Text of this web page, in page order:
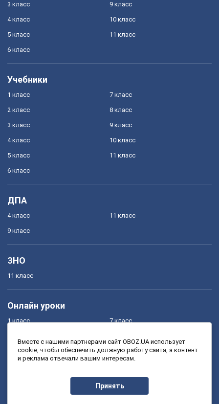
3 класс
4 класс
5 класс
6 класс
9 класс
10 класс
11 класс
Учебники
1 класс
2 класс
3 класс
4 класс
5 класс
6 класс
7 класс
8 класс
9 класс
10 класс
11 класс
ДПА
4 класс
9 класс
11 класс
ЗНО
11 класс
Онлайн уроки
1 класс
3 класс
7 класс
9 класс
Вместе с нашими партнерами сайт OBOZ.UA использует
cookie, чтобы обеспечить должную работу сайта, а контент
и реклама отвечали вашим интересам.
Принять